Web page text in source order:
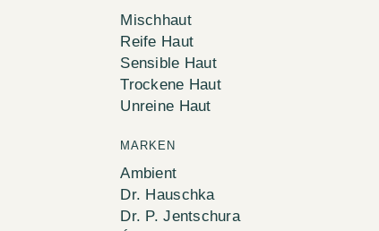
Mischhaut
Reife Haut
Sensible Haut
Trockene Haut
Unreine Haut
MARKEN
Ambient
Dr. Hauschka
Dr. P. Jentschura